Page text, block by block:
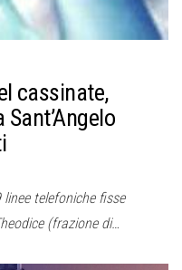
cassinate,
telefoniche fisse
(frazione di…